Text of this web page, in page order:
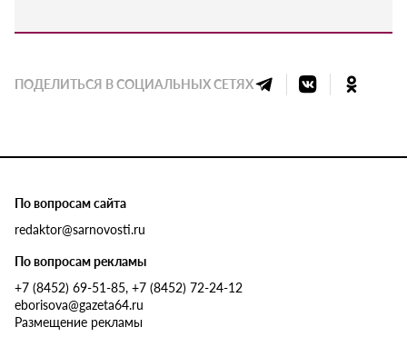
ПОДЕЛИТЬСЯ В СОЦИАЛЬНЫХ СЕТЯХ
По вопросам сайта
redaktor@sarnovosti.ru
По вопросам рекламы
+7 (8452) 69-51-85, +7 (8452) 72-24-12
eborisova@gazeta64.ru
Размещение рекламы